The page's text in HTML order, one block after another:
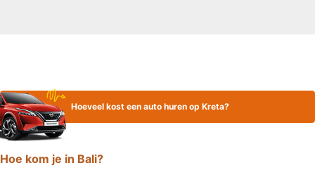
Hoeveel kost een auto huren op Kreta?
Hoe kom je in Bali?